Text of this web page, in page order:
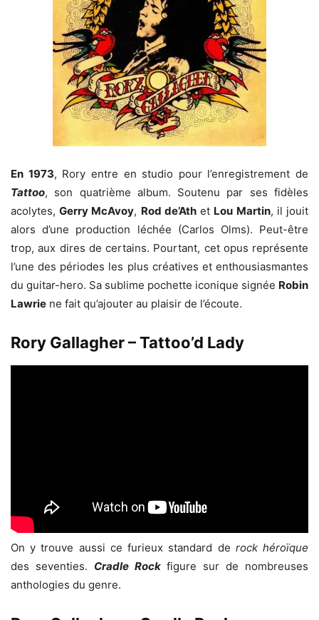
En 1973, Rory entre en studio pour l’enregistrement de
Tattoo, son quatrième album. Soutenu par ses fidèles
acolytes,Gerry McAvoy, Rod de’Athet Lou Martin, il jouit
alors d’une production léchée (Carlos Olms). Peut-être
trop, aux dires de certains. Pourtant, cet opus représente
l’une des périodes les plus créatives et enthousiasmantes
du guitar-hero. Sa sublime pochette iconique signée Robin
Lawrie ne fait qu’ajouter au plaisir de l’écoute.
Rory Gallagher – Tattoo’d Lady
On y trouve aussi ce furieux standard de rock héroïque
des seventies. Cradle Rockfigure sur de nombreuses
anthologies du genre.